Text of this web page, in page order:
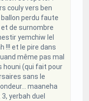
couly vers ben
perdu faute
de surnombre
yemchiw lel
!!! et le pire dans
même pas mal
houni (qui fait pour
sans le
maaneha
yerbah duel